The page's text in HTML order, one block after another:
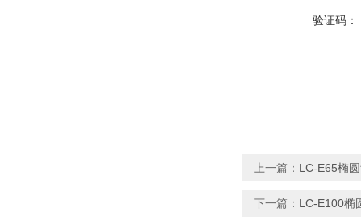
验证码：
上一篇： LC-E65椭
下一篇： LC-E100椭